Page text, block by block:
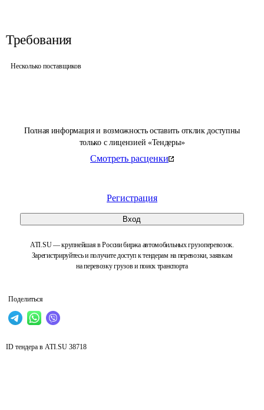
Полная информация и возможность оставить отклик доступны
только с лицензией «Тендеры»
Смотреть расценки
Регистрация
Вход
ATI.SU — крупнейшая в России биржа автомобильных грузоперевозок.
Зарегистрируйтесь и получите доступ к тендерам на перевозки, заявкам
на перевозку грузов и поиск транспорта
Поделиться
Требования
Несколько поставщиков
ID тендера в ATI.SU 38718